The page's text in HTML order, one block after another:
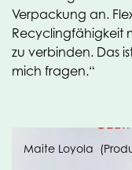
Verpackung an.
Recyclingfähigkeit
zu verbinden. Das
mich fragen.“
Maite Loyola